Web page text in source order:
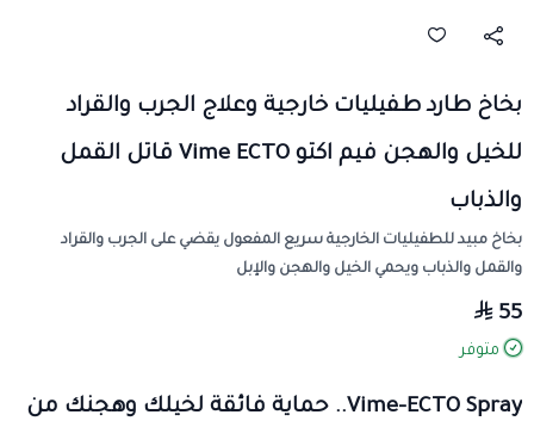
بخاخ طارد طفيليات خارجية وعلاج الجرب والقراد
للخيل والهجن فيم اكتو Vime ECTO قاتل القمل
والذباب
بخاخ مبيد للطفيليات الخارجية سريع المفعول يقضي على الجرب والقراد
والقمل والذباب ويحمي الخيل والهجن والإبل
55
متوفر
Vime-ECTO Spray.. حماية فائقة لخيلك وهجنك من